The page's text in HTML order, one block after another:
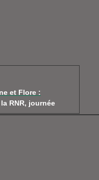
et Flore :
RNR, journée